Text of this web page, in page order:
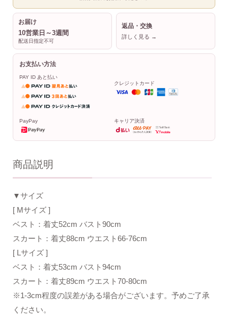
お届け
10営業日～3週間
配送日指定不可
返品・交換
詳しく見る →
お支払い方法
PAY ID あと払い
クレジットカード
PayPay キャリア決済
商品説明
▼サイズ
[ Mサイズ ]
ベスト：着丈52cm バスト90cm
スカート：着丈88cm ウエスト66-76cm
[ Lサイズ ]
ベスト：着丈53cm バスト94cm
スカート：着丈89cm ウエスト70-80cm
※1-3cm程度の誤差がある場合がございます。予めご了承
ください。